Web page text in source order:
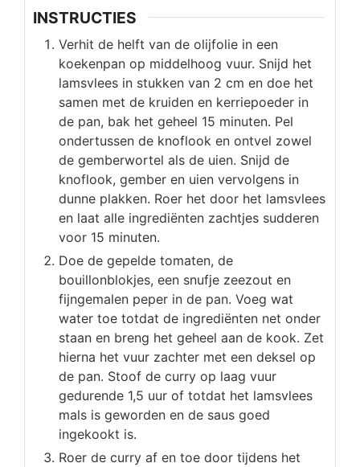
INSTRUCTIES
Verhit de helft van de olijfolie in een
koekenpan op middelhoog vuur. Snijd het
lamsvlees in stukken van 2 cm en doe het
samen met de kruiden en kerriepoeder in
de pan, bak het geheel 15 minuten. Pel
ondertussen de knoflook en ontvel zowel
de gemberwortel als de uien. Snijd de
knoflook, gember en uien vervolgens in
dunne plakken. Roer het door het lamsvlees
en laat alle ingrediënten zachtjes sudderen
voor 15 minuten.
Doe de gepelde tomaten, de
bouillonblokjes, een snufje zeezout en
fijngemalen peper in de pan. Voeg wat
water toe totdat de ingrediënten net onder
staan en breng het geheel aan de kook. Zet
hierna het vuur zachter met een deksel op
de pan. Stoof de curry op laag vuur
gedurende 1,5 uur of totdat het lamsvlees
mals is geworden en de saus goed
ingekookt is.
Roer de curry af en toe door tijdens het